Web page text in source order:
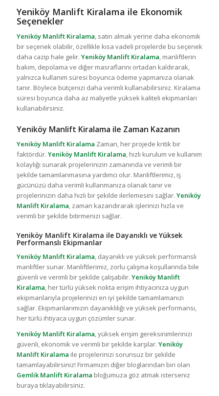
Yeniköy Manlift Kiralama ile Ekonomik
Seçenekler
Yeniköy Manlift Kiralama , satın almak yerine daha ekonomik
bir seçenek olabilir, özellikle kısa vadeli projelerde bu seçenek
daha cazip hale gelir. Yeniköy Manlift Kiralama , manliftlerin
bakım, depolama ve diğer masraflarını ortadan kaldırarak,
yalnızca kullanım süresi boyunca ödeme yapmanıza olanak
tanır. Böylece bütçenizi daha verimli kullanabilirsiniz. Kiralama
süresi boyunca daha az maliyetle yüksek kaliteli ekipmanları
kullanabilirsiniz.
Yeniköy Manlift Kiralama ile Zaman Kazanın
Yeniköy Manlift Kiralama Zaman, her projede kritik bir
faktördür. Yeniköy Manlift Kiralama, hızlı kurulum ve kullanım
kolaylığı sunarak projelerinizin zamanında ve verimli bir
şekilde tamamlanmasına yardımcı olur. Manliftlerimiz, iş
gücünüzü daha verimli kullanmanıza olanak tanır ve
projelerinizin daha hızlı bir şekilde ilerlemesini sağlar. Yeniköy
Manlift Kiralama, zaman kazandırarak işlerinizi hızla ve
verimli bir şekilde bitirmenizi sağlar.
Yeniköy Manlift Kiralama ile Dayanıklı ve Yüksek
Performanslı Ekipmanlar
Yeniköy Manlift Kiralama, dayanıklı ve yüksek performanslı
manliftler sunar. Manliftlerimiz, zorlu çalışma koşullarında bile
güvenli ve verimli bir şekilde çalışabilir. Yeniköy Manlift
Kiralama, her türlü yüksek nokta erişim ihtiyacınıza uygun
ekipmanlarıyla projelerinizi en iyi şekilde tamamlamanızı
sağlar. Ekipmanlarımızın dayanıklılığı ve yüksek performansı,
her türlü ihtiyaca uygun çözümler sunar.
Yeniköy Manlift Kiralama, yüksek erişim gereksinimlerinizi
güvenli, ekonomik ve verimli bir şekilde karşılar. Yeniköy
Manlift Kiralama ile projelerinizi sorunsuz bir şekilde
tamamlayabilirsiniz! Firmamızın diğer bloglarından biri olan
Gemlik Manlift Kiralama bloğumuza göz atmak isterseniz
buraya tıklayabilirsiniz.